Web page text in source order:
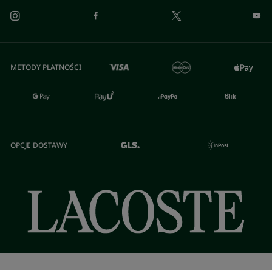
METODY PŁATNOŚCI
OPCJE DOSTAWY